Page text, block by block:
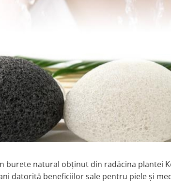
burete natural obținut din radăcina plantei
datorită beneficiilor sale pentru piele și